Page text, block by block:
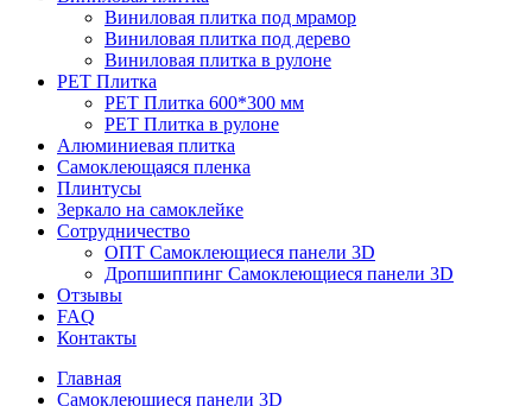
Виниловая плитка под мрамор
Виниловая плитка под дерево
Виниловая плитка в рулоне
PET Плитка
PET Плитка 600*300 мм
PET Плитка в рулоне
Алюминиевая плитка
Самоклеющаяся пленка
Плинтусы
Зеркало на самоклейке
Сотрудничество
ОПТ Самоклеющиеся панели 3D
Дропшиппинг Самоклеющиеся панели 3D
Отзывы
FAQ
Контакты
Главная
Самоклеющиеся панели 3D